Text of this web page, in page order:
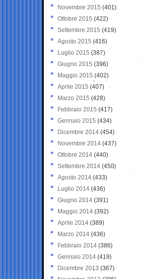
Novembre 2015 (401)
Ottobre 2015 (422)
Settembre 2015 (419)
Agosto 2015 (416)
Luglio 2015 (387)
Giugno 2015 (396)
Maggio 2015 (402)
Aprile 2015 (407)
Marzo 2015 (428)
Febbraio 2015 (417)
Gennaio 2015 (434)
Dicembre 2014 (454)
Novembre 2014 (437)
Ottobre 2014 (440)
Settembre 2014 (450)
Agosto 2014 (433)
Luglio 2014 (436)
Giugno 2014 (391)
Maggio 2014 (392)
Aprile 2014 (389)
Marzo 2014 (436)
Febbraio 2014 (386)
Gennaio 2014 (419)
Dicembre 2013 (367)